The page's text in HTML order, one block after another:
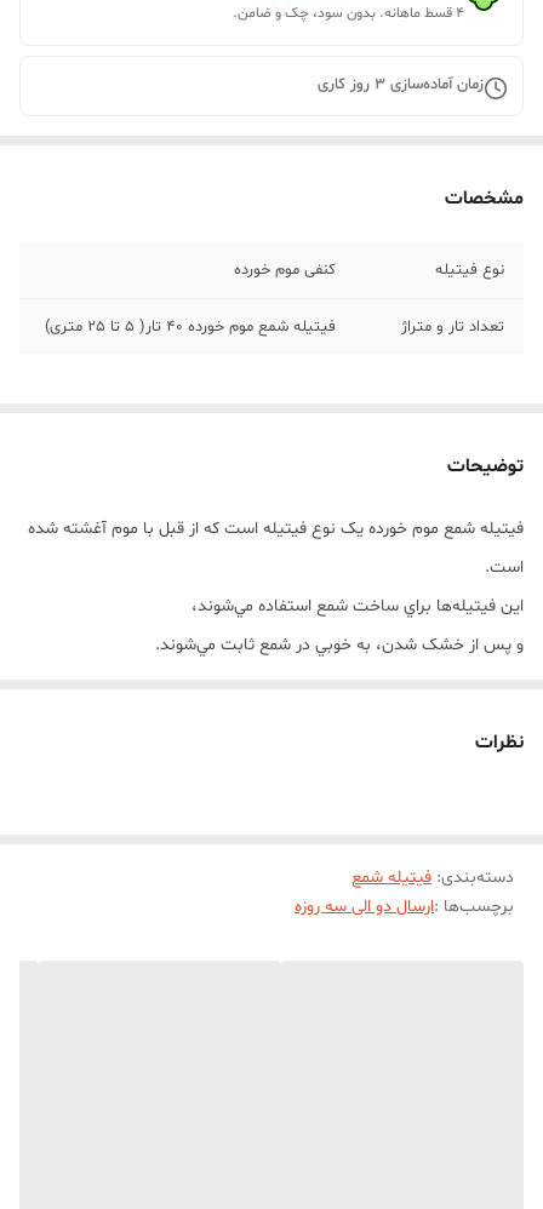
۴ قسط ماهانه. بدون سود، چک و ضامن.
زمان آماده‌سازی 3 روز کاری
مشخصات
نوع فیتیله کنفی موم خورده
تعداد تار و متراژ فیتیله شمع موم خورده 40 تار( 5 تا 25 متری)
توضیحات
فيتيله شمع موم خورده يک نوع فيتيله است که از قبل با موم آغشته شده
است.
اين فيتيله‌ها براي ساخت شمع استفاده مي‌شوند،
و پس از خشک شدن، به خوبي در شمع ثابت مي‌شوند.
نظرات
دسته‌بندی: فیتیله شمع
برچسب‌ها :ارسال دو الی سه روزه